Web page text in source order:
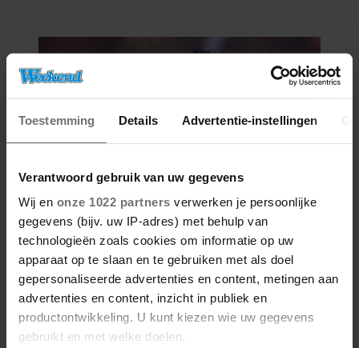
Toestemming Details Advertentie-instellingen
Verantwoord gebruik van uw gegevens
Wij en onze 1022 partners verwerken je persoonlijke
gegevens (bijv. uw IP-adres) met behulp van
technologieën zoals cookies om informatie op uw
apparaat op te slaan en te gebruiken met als doel
gepersonaliseerde advertenties en content, metingen aan
advertenties en content, inzicht in publiek en
productontwikkeling. U kunt kiezen wie uw gegevens
gebruikt en met welke doelen.
05/08/2026
MARCO BORSATO TREEDT NIET
OP TIJDENS VRIENDEN VAN
AMSTEL LIVE: ‘DAAR WIL IK HET
BIJ LATEN’